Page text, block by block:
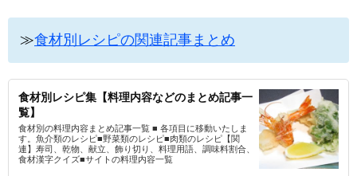
≫食材別レシピの関連記事まとめ
食材別レシピ集【料理内容などのまとめ記事一
覧】
食材別の料理内容まとめ記事一覧 ■ 各項目に移動いたしま
す。魚介類のレシピ■野菜類のレシピ■肉類のレシピ【関
連】寿司、乾物、献立、飾り切り、料理用語、調味料割合、
食材漢字クイズ■サイトの料理内容一覧